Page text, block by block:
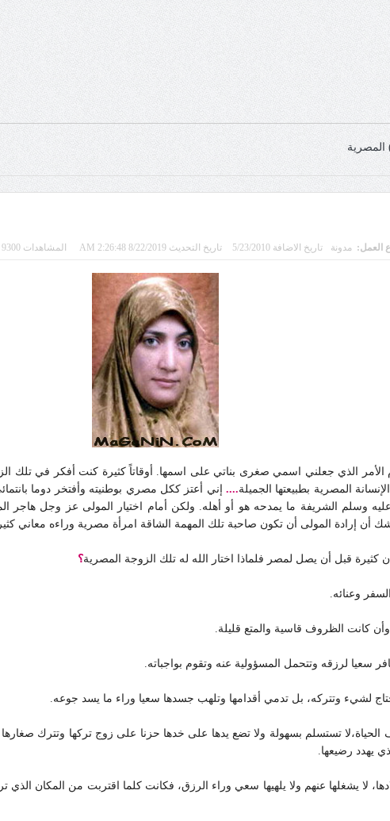
المصرية
العمل:مدونة تاريخ الاضافة 5/23/2010 تاريخ التحديث 8/22/2019 2:26:48 AM المشاهدات 9300
الأمر الذي جعلني اسمي صغرى بناتي على اسمها. أوقاتاً كثيرة كنت أفكر في تلك
المصرية بطبيعتها الجميلة.... إني أعتز ككل مصري بوطنيته وأفتخر دوما
وسلم الشريفة ما يمدحه هو أو أهله. ولكن أمام اختيار المولى عز وجل هاجر
أن إرادة المولى أن تكون صاحبة تلك المهمة الشاقة امرأة مصرية وراءه معاني
كثيرة قبل أن يصل لمصر فلماذا اختار الله له تلك الزوجة المصرية؟
وعنائه.
كانت الظروف قاسية والمتع قليلة.
سعيا لرزقه وتتحمل المسؤولية عنه وتقوم بواجباته.
لشيء وتتركه، بل تدمي أقدامها وتلهب جسدها سعيا وراء ما يسد جوعه.
الحياة،لا تستسلم بسهولة ولا تضع يدها على خدها حزنا على زوج تركها وتترك
يهدد رضيعها.
لا يشغلها عنهم ولا يلهيها سعي وراء الرزق، فكانت كلما اقتربت من المكان